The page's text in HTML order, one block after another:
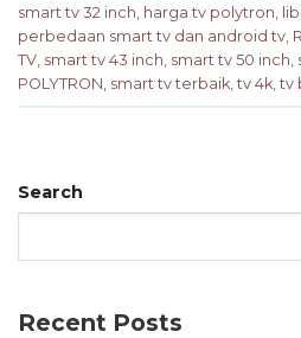
smart tv 32 inch, harga tv polytron,
perbedaan smart tv dan android tv,
TV, smart tv 43 inch, smart tv 50 inch,
POLYTRON, smart tv terbaik, tv 4k, tv
Search
Recent Posts